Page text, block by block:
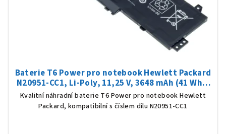
Baterie T6 Power pro notebook Hewlett Packard
N20951-CC1, Li-Poly, 11,25 V, 3648 mAh (41 Wh),
černá
Kvalitní náhradní baterie T6 Power pro notebook Hewlett
Packard, kompatibilní s číslem dílu N20951-CC1